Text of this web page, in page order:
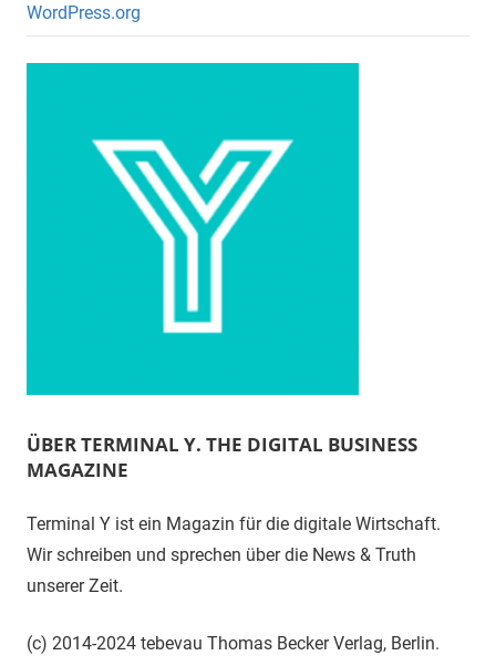
WordPress.org
ÜBER TERMINAL Y. THE DIGITAL BUSINESS
MAGAZINE
Terminal Y ist ein Magazin für die digitale Wirtschaft.
Wir schreiben und sprechen über die News & Truth
unserer Zeit.
(c) 2014-2024 tebevau Thomas Becker Verlag, Berlin.